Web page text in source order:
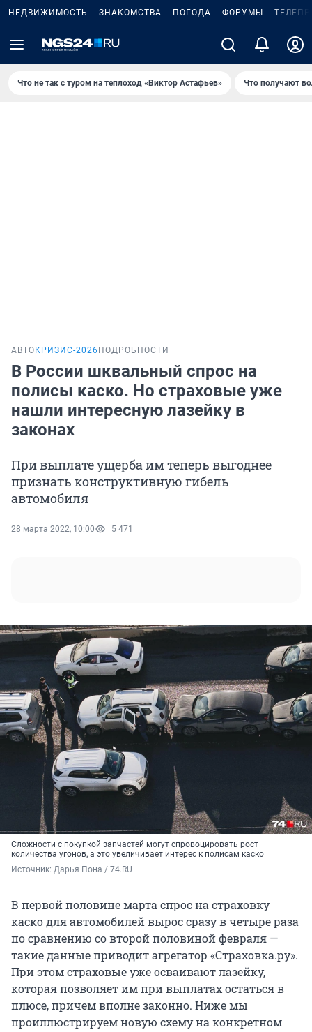
НЕДВИЖИМОСТЬ ЗНАКОМСТВА ПОГОДА ФОРУМЫ
Что не так с туром на теплоход «Виктор Астафьев» Что получают
АВТО КРИЗИС-2026 ПОДРОБНОСТИ
В России шквальный спрос на
полисы каско. Но страховые уже
нашли интересную лазейку в
законах
При выплате ущерба им теперь выгоднее
признать конструктивную гибель
автомобиля
28 марта 2022, 10:00 5 471
Сложности с покупкой запчастей могут спровоцировать рост
количества угонов, а это увеличивает интерес к полисам каско
Источник: Дарья Пона / 74.RU
В первой половине марта спрос на страховку
каско для автомобилей вырос сразу в четыре раза
по сравнению со второй половиной февраля —
такие данные приводит агрегатор «Страховка.ру».
При этом страховые уже осваивают лазейку,
которая позволяет им при выплатах остаться в
плюсе, причем вполне законно. Ниже мы
проиллюстрируем новую схему на конкретном